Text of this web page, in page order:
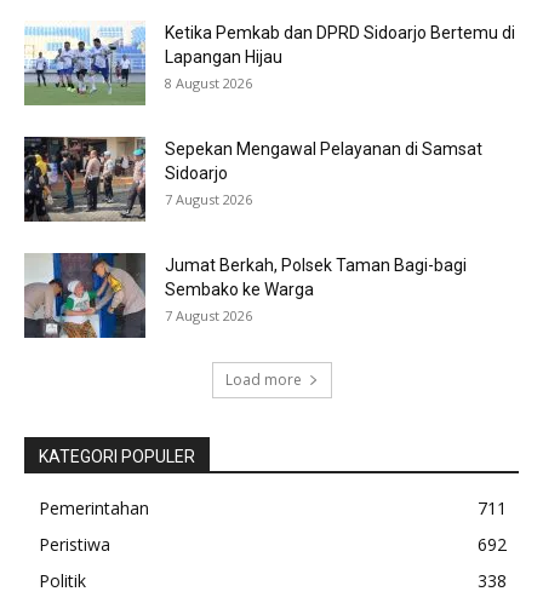
Ketika Pemkab dan DPRD Sidoarjo Bertemu di
Lapangan Hijau
8 August 2026
Sepekan Mengawal Pelayanan di Samsat
Sidoarjo
7 August 2026
Jumat Berkah, Polsek Taman Bagi-bagi
Sembako ke Warga
7 August 2026
Load more
KATEGORI POPULER
Pemerintahan
711
Peristiwa
692
Politik
338